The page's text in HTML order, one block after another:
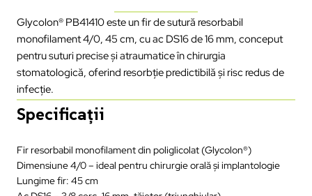
Glycolon® PB41410 este un fir de sutură resorbabil
monofilament 4/0, 45 cm, cu ac DS16 de 16 mm, conceput
pentru suturi precise și atraumatice în chirurgia
stomatologică, oferind resorbție predictibilă și risc redus de
infecție.
Specificații
Fir resorbabil monofilament din poliglicolat (Glycolon®)
Dimensiune 4/0 – ideal pentru chirurgie orală și implantologie
Lungime fir: 45 cm